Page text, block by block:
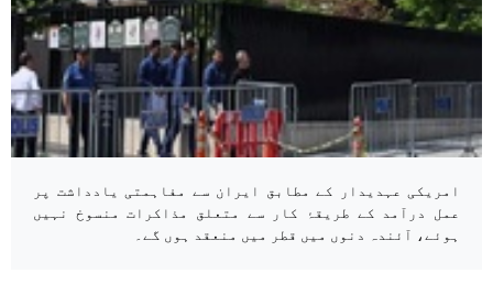
امریکی عہدیدار کے مطابق ایران سے مفاہمتی یادداشت پر
عمل درآمد کے طریقۂ کار سے متعلق مذاکرات منسوخ نہیں
ہوئے، آئندہ دنوں میں قطر میں منعقد ہوں گے۔